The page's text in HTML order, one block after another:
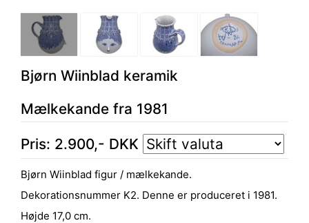
Bjørn Wiinblad keramik
Mælkekande fra 1981
Pris: 2.900,- DKK
Bjørn Wiinblad figur / mælkekande.
Dekorationsnummer K2. Denne er produceret i 1981.
Højde 17,0 cm.